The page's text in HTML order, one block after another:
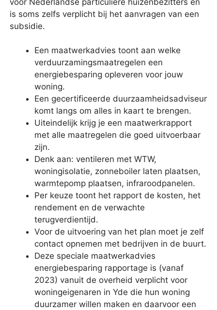
is soms zelfs verplicht bij het aanvragen van een
subsidie.
Een maatwerkadvies toont aan welke
verduurzamingsmaatregelen een
energiebesparing opleveren voor jouw
woning.
Een gecertificeerde duurzaamheidsadviseur
komt langs om alles in kaart te brengen.
Uiteindelijk krijg je een maatwerkrapport
met alle maatregelen die goed uitvoerbaar
zijn.
Denk aan: ventileren met WTW,
woningisolatie, zonneboiler laten plaatsen,
warmtepomp plaatsen, infraroodpanelen.
Per keuze toont het rapport de kosten, het
rendement en de verwachte
terugverdientijd.
Voor de uitvoering van het plan moet je zelf
contact opnemen met bedrijven in de buurt.
Deze speciale maatwerkadvies
energiebesparing rapportage is (vanaf
2023) vanuit de overheid verplicht voor
woningeigenaren in Yde die hun woning
duurzamer willen maken en daarvoor een